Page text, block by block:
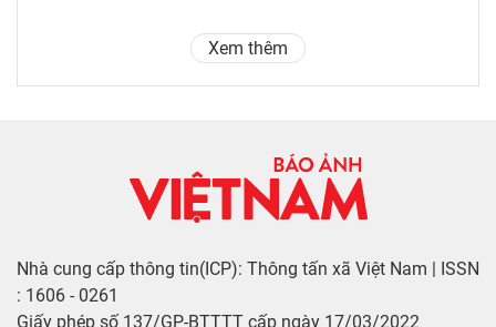
Xem thêm
Nhà cung cấp thông tin(ICP): Thông tấn xã Việt Nam | ISSN
: 1606 - 0261
Giấy phép số 137/GP-BTTTT cấp ngày 17/03/2022